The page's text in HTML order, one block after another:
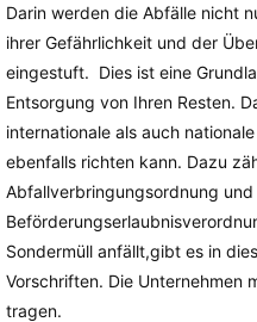
Darin werden die Abfälle nicht
ihrer Gefährlichkeit und der
eingestuft. Dies ist eine
Entsorgung von Ihren Resten.
internationale als auch
ebenfalls richten kann. Dazu
Abfallverbringungsordnung und
Sondermüll anfällt,gibt es in
Vorschriften. Die Unternehmen
tragen.